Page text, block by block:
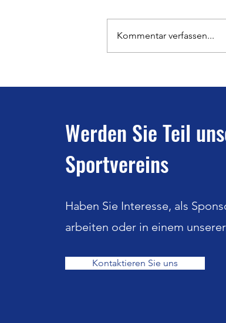
Kommentar verfassen...
Werden Sie Teil
Sportvereins
Haben Sie Interesse, als
arbeiten oder in einem
Kontaktieren Sie uns